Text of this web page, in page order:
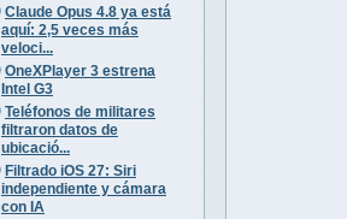
Claude Opus 4.8 ya está
aquí: 2,5 veces más
veloci...
OneXPlayer 3 estrena
Intel G3
Teléfonos de militares
filtraron datos de
ubicació...
Filtrado iOS 27: Siri
independiente y cámara
con IA